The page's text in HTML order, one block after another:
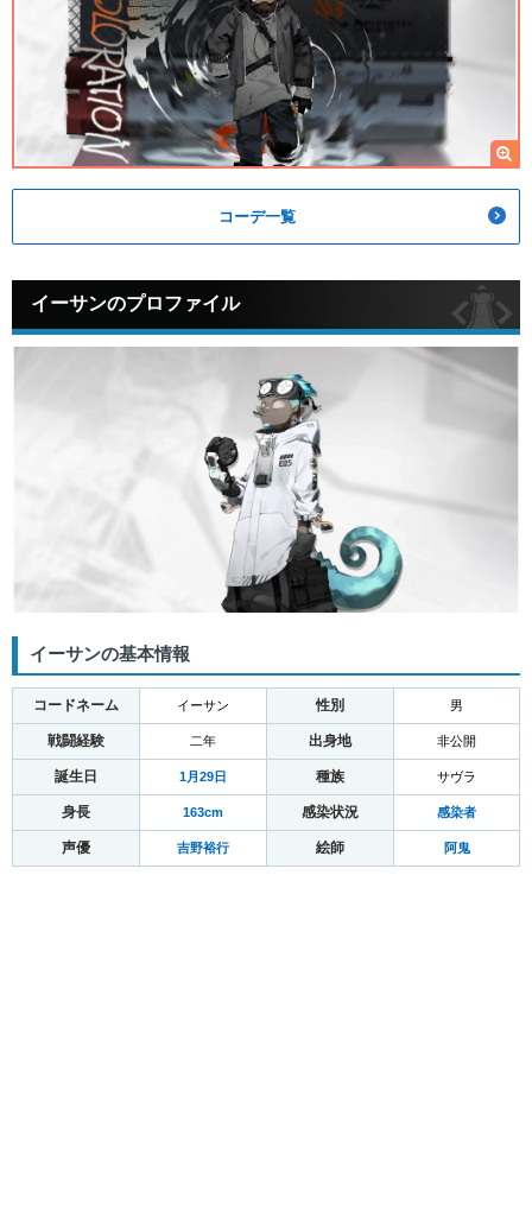
コーデ一覧
イーサンのプロファイル
イーサンの基本情報
コードネーム イーサン 性別 男
戦闘経験 二年 出身地 非公開
誕生日 1月29日 種族 サヴラ
身長 163cm 感染状況 感染者
声優 吉野裕行 絵師 阿鬼